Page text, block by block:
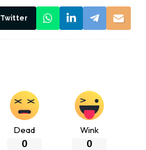
Twitter
Dead
0
Wink
0